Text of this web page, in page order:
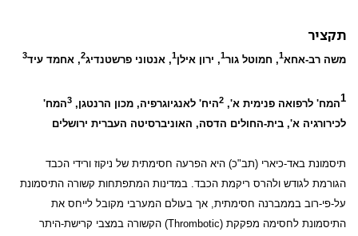
תקציר
משה רב-אחא1, חמוטל גור1, ירון אילן1, אנטוני פרשטנדיג2, אחמד עיד3
1המח' לרפואה פנימית א', 2היח' לאנגיוגרפיה, מכון הרנטגן, 3המח'
לכירורגיה א', בית-החולים הדסה, האוניברסיטה העברית ירושלים
תיסמונת באד-כיארי (תב"כ) היא הפרעה חסימתית של ניקוז ורידי הכבד
הגורמת לגודש ולהרס ריקמת הכבד. במדינות המתפתחות קשורה התיסמונת
על-פי-רוב בממברנה חסימתית, אך בעולם המערבי מקובל לייחס את
התיסמונת לחסימה מפקקת (Thrombotic) הקשורה במצבי קרישת-היתר